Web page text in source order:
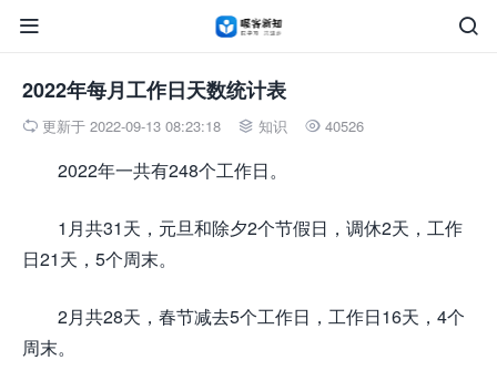


2022年每月工作日天数统计表
 更新于 2022-09-13 08:23:18  知识  40526
2022年一共有248个工作日。
1月共31天，元旦和除夕2个节假日，调休2天，工作
日21天，5个周末。
2月共28天，春节减去5个工作日，工作日16天，4个
周末。